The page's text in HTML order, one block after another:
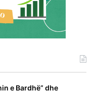
e Bardhë” dhe